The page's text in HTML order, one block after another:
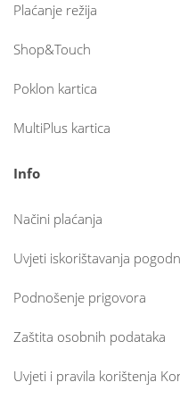
Plaćanje režija
Shop&Touch
Poklon kartica
MultiPlus kartica
Info
Načini plaćanja
Uvjeti iskorištavanja
Podnošenje prigovora
Zaštita osobnih podataka
Uvjeti i pravila korištenja